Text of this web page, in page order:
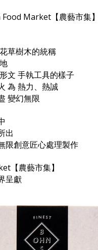
Market【農藝市集】
草樹木的統稱
文 手執工具的樣子
為 熱力、熱誠
變幻無限
出
限創意匠心處理製作
【農藝市集】
呈獻